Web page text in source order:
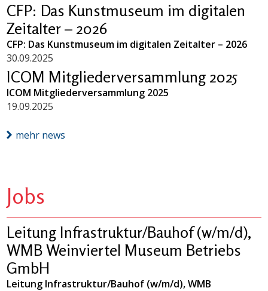
CFP: Das Kunstmuseum im digitalen
Zeitalter – 2026
CFP: Das Kunstmuseum im digitalen Zeitalter – 2026
30.09.2025
ICOM Mitgliederversammlung 2025
ICOM Mitgliederversammlung 2025
19.09.2025
mehr news
Jobs
Leitung Infrastruktur/Bauhof (w/m/d),
WMB Weinviertel Museum Betriebs
GmbH
Leitung Infrastruktur/Bauhof (w/m/d), WMB